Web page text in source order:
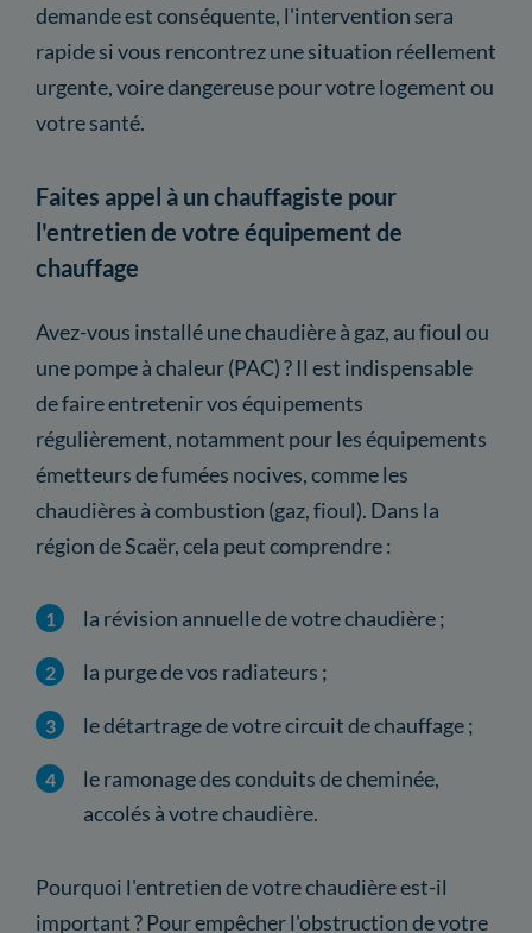
demande est conséquente, l'intervention sera
rapide si vous rencontrez une situation réellement
urgente, voire dangereuse pour votre logement ou
votre santé.
Faites appel à un chauffagiste pour
l'entretien de votre équipement de
chauffage
Avez-vous installé une chaudière à gaz, au fioul ou
une pompe à chaleur (PAC) ? Il est indispensable
de faire entretenir vos équipements
régulièrement, notamment pour les équipements
émetteurs de fumées nocives, comme les
chaudières à combustion (gaz, fioul). Dans la
région de Scaër, cela peut comprendre :
la révision annuelle de votre chaudière ;
la purge de vos radiateurs ;
le détartrage de votre circuit de chauffage ;
le ramonage des conduits de cheminée,
accolés à votre chaudière.
Pourquoi l'entretien de votre chaudière est-il
important ? Pour empêcher l'obstruction de votre